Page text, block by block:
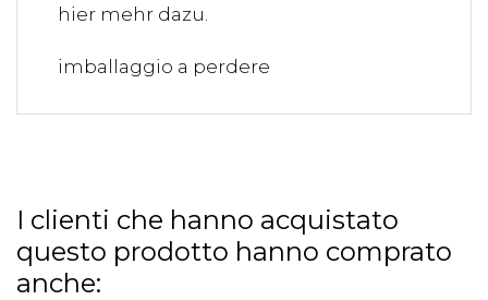
imballaggio a perdere
I clienti che hanno acquistato
questo prodotto hanno comprato
anche: